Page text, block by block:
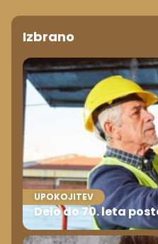
Izbrano
UPOKOJITEV
Delo do 70. leta